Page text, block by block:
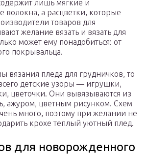
лишь мягкие и
волокна, а расцветки, которые
товаров для
желание вязать и вязать для
может ему понадобиться: от
покрывальца.
вязания пледа для грудничков, то
детские узоры — игрушки,
цветочки. Они вывязываются из
ажуром, цветным рисунком. Схем
много, поэтому при желании не
крохе теплый уютный плед.
для новорожденного